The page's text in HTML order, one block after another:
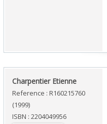
‎Charpentier Etienne‎
Reference : R160215760
(1999)
ISBN : 2204049956